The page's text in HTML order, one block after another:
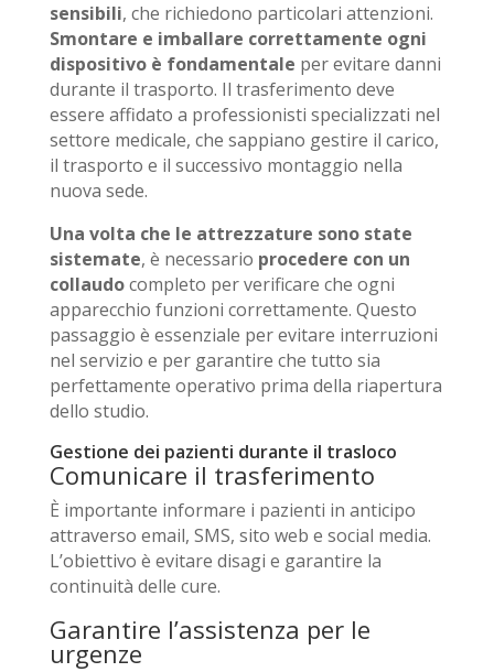
sensibili, che richiedono particolari attenzioni.
Smontare e imballare correttamente ogni
dispositivo è fondamentale per evitare danni
durante il trasporto. Il trasferimento deve
essere affidato a professionisti specializzati nel
settore medicale, che sappiano gestire il carico,
il trasporto e il successivo montaggio nella
nuova sede.
Una volta che le attrezzature sono state
sistemate, è necessario procedere con un
collaudocompleto per verificare che ogni
apparecchio funzioni correttamente. Questo
passaggio è essenziale per evitare interruzioni
nel servizio e per garantire che tutto sia
perfettamente operativo prima della riapertura
dello studio.
Gestione dei pazienti durante il trasloco
Comunicare il trasferimento
È importante informare i pazienti in anticipo
attraverso email, SMS, sito web e social media.
L’obiettivo è evitare disagi e garantire la
continuità delle cure.
Garantire l’assistenza per le
urgenze